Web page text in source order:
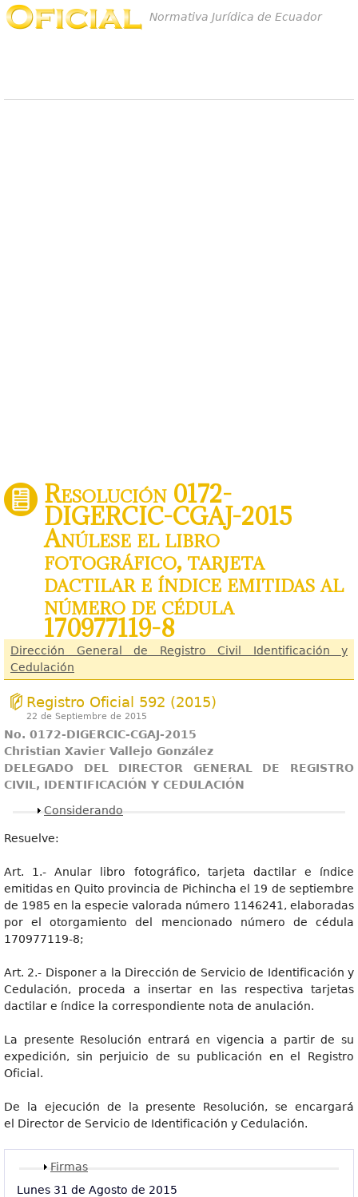
Normativa Jurídica de Ecuador
Resolución 0172-
DIGERCIC-CGAJ-2015
Anúlese el libro
fotográfico, tarjeta
dactilar e índice emitidas al
número de cédula
170977119-8
Dirección General de Registro Civil Identificación y
Cedulación
Registro Oficial 592 (2015)
22 de Septiembre de 2015
No. 0172-DIGERCIC-CGAJ-2015
Christian Xavier Vallejo González
DELEGADO DEL DIRECTOR GENERAL DE REGISTRO
CIVIL, IDENTIFICACIÓN Y CEDULACIÓN
Mostrar
Considerando
Resuelve:
Art. 1.- Anular libro fotográfico, tarjeta dactilar e índice
emitidas en Quito provincia de Pichincha el 19 de septiembre
de 1985 en la especie valorada número 1146241, elaboradas
por el otorgamiento del mencionado número de cédula
170977119-8;
Art. 2.- Disponer a la Dirección de Servicio de Identificación y
Cedulación, proceda a insertar en las respectiva tarjetas
dactilar e índice la correspondiente nota de anulación.
La presente Resolución entrará en vigencia a partir de su
expedición, sin perjuicio de su publicación en el Registro
Oficial.
De la ejecución de la presente Resolución, se encargará
el Director de Servicio de Identificación y Cedulación.
Mostrar
Firmas
Lunes 31 de Agosto de 2015